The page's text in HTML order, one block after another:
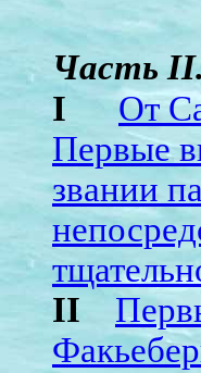
Часть
I От
Первые
звании
II